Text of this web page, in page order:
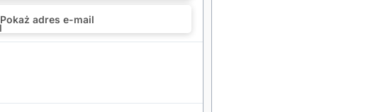
Pokaż adres e-mail